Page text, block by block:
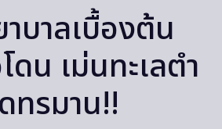
บาลเบื้องต้น
ดน เม่นทะเลตำ
ทรมาน!!